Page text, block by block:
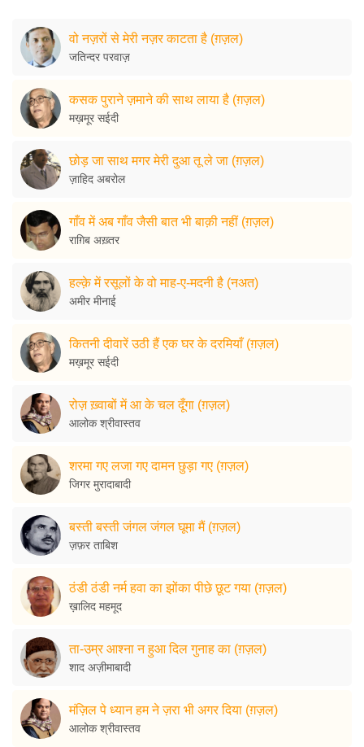
वो नज़रों से मेरी नज़र काटता है (ग़ज़ल)
जतिन्दर परवाज़
कसक पुराने ज़माने की साथ लाया है (ग़ज़ल)
मख़मूर सईदी
छोड़ जा साथ मगर मेरी दुआ तू ले जा (ग़ज़ल)
ज़ाहिद अबरोल
गाँव में अब गाँव जैसी बात भी बाक़ी नहीं (ग़ज़ल)
राग़िब अख़्तर
हल्क़े में रसूलों के वो माह-ए-मदनी है (नअत)
अमीर मीनाई
कितनी दीवारें उठी हैं एक घर के दरमियाँ (ग़ज़ल)
मख़मूर सईदी
रोज़ ख़्वाबों में आ के चल दूँगा (ग़ज़ल)
आलोक श्रीवास्तव
शरमा गए लजा गए दामन छुड़ा गए (ग़ज़ल)
जिगर मुरादाबादी
बस्ती बस्ती जंगल जंगल घूमा मैं (ग़ज़ल)
ज़फ़र ताबिश
ठंडी ठंडी नर्म हवा का झोंका पीछे छूट गया (ग़ज़ल)
ख़ालिद महमूद
ता-उम्र आश्ना न हुआ दिल गुनाह का (ग़ज़ल)
शाद अज़ीमाबादी
मंज़िल पे ध्यान हम ने ज़रा भी अगर दिया (ग़ज़ल)
आलोक श्रीवास्तव